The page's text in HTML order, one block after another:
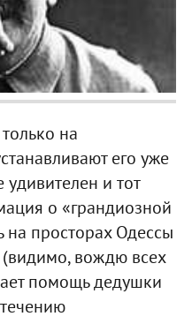
на
его уже
и тот
о «грандиозной
на просторах Одессы
(видимо, вождю всех
помощь дедушки